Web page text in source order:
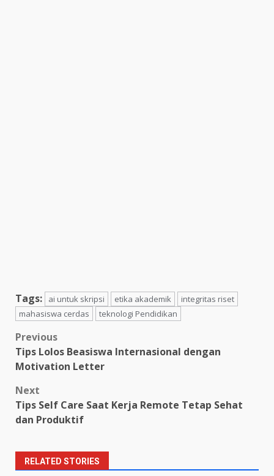
Tags: ai untuk skripsi etika akademik
integritas riset
mahasiswa cerdas
teknologi Pendidikan
Post
navigation
Previous
Tips Lolos Beasiswa Internasional dengan
Motivation Letter
Next
Tips Self Care Saat Kerja Remote Tetap Sehat
dan Produktif
RELATED STORIES